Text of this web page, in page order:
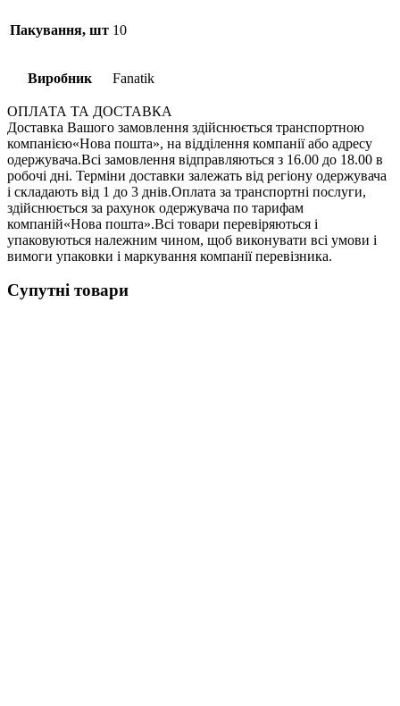
Пакування, шт 10
Виробник Fanatik
ОПЛАТА ТА ДОСТАВКА
Доставка Вашого замовлення здійснюється транспортною
компанією«Нова пошта», на відділення компанії або адресу
одержувача.Всі замовлення відправляються з 16.00 до 18.00 в
робочі дні. Терміни доставки залежать від регіону одержувача
і складають від 1 до 3 днів.Оплата за транспортні послуги,
здійснюється за рахунок одержувача по тарифам
компаній«Нова пошта».Всі товари перевіряються і
упаковуються належним чином, щоб виконувати всі умови і
вимоги упаковки і маркування компанії перевізника.
Супутні товари